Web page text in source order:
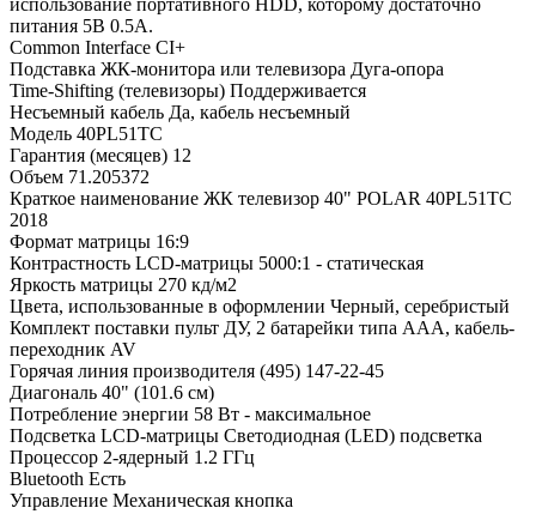
питания 5В 0.5А.
Common Interface CI+
Подставка ЖК-монитора или телевизора Дуга-опора
Time-Shifting (телевизоры) Поддерживается
Несъемный кабель Да, кабель несъемный
Модель 40PL51TC
Гарантия (месяцев) 12
Объем 71.205372
Краткое наименование ЖК телевизор 40" POLAR 40PL51TC
2018
Формат матрицы 16:9
Контрастность LCD-матрицы 5000:1 - статическая
Яркость матрицы 270 кд/м2
Цвета, использованные в оформлении Черный, серебристый
Комплект поставки пульт ДУ, 2 батарейки типа AAA, кабель-
переходник AV
Горячая линия производителя (495) 147-22-45
Диагональ 40" (101.6 см)
Потребление энергии 58 Вт - максимальное
Подсветка LCD-матрицы Светодиодная (LED) подсветка
Процессор 2-ядерный 1.2 ГГц
Bluetooth Есть
Управление Механическая кнопка